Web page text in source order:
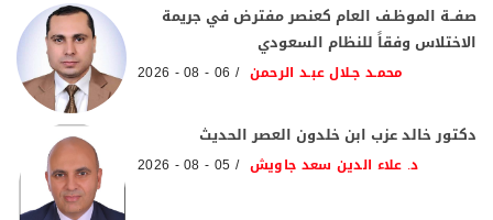
صفــة الموظـف العام كعنصر مفترض في جريمة
الاختلاس وفقاً للنظام السعودي
محمـد جـلال عبـد الرحمن 06 - 08 - 2026
دكتور خالد عزب ابن خلدون العصر الحديث
د. علاء الدين سعد جاويش 05 - 08 - 2026